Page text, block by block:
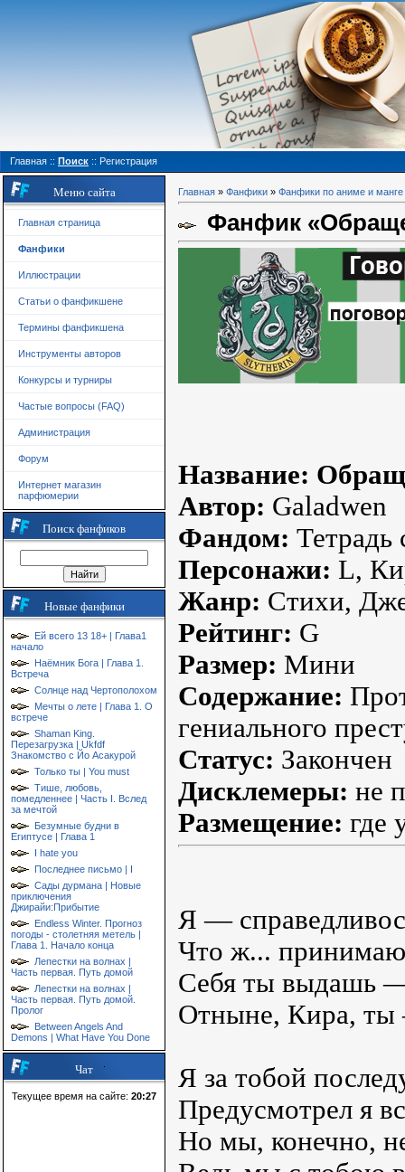
Главная :: Поиск :: Регистрация
Меню сайта
Главная страница
Фанфики
Иллюстрации
Статьи о фанфикшене
Термины фанфикшена
Инструменты авторов
Конкурсы и турниры
Частые вопросы (FAQ)
Администрация
Форум
Интернет магазин
парфюмерии
Поиск фанфиков
Новые фанфики
Ей всего 13 18+ | Глава1
начало
Наёмник Бога | Глава 1.
Встреча
Солнце над Чертополохом
Мечты о лете | Глава 1. О
встрече
Shaman King.
Перезагрузка | Ukfdf
Знакомство с Йо Асакурой
Только ты | You must
Тише, любовь,
помедленнее | Часть I. Вслед
за мечтой
Безумные будни в
Египтусе | Глава 1
I hate you
Последнее письмо | I
Сады дурмана | Новые
приключения
Джирайи:Прибытие
Endless Winter. Прогноз
погоды - столетняя метель |
Глава 1. Начало конца
Лепестки на волнах |
Часть первая. Путь домой
Лепестки на волнах |
Часть первая. Путь домой.
Пролог
Between Angels And
Demons | What Have You Done
Чат
Текущее время на сайте: 20:27
Главная » Фанфики » Фанфики по аниме и манге
Фанфик
Название:
Автор: Galadwen
Фандом: Тетрадь
Персонажи: L,
Жанр: Стихи,
Рейтинг: G
Размер: Мини
Содержание:
гениального
Статус: Закончен
Дисклемеры: не
Размещение: где
Я —
Что ж...
Себя ты выдашь
Отныне, Кира, ты
Я за тобой
Предусмотрел я
Но мы, конечно,